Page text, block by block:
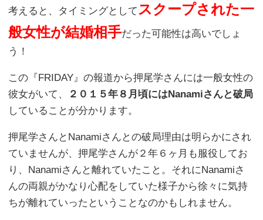
考えると、タイミングとしてスクープされた一
般女性が結婚相手だった可能性は高いでしょ
う！
この『FRIDAY』の報道から押尾学さんには一般女性の
彼女がいて、
２０１５年８月頃にはNanamiさんと破局
していることが分かります。
押尾学さんとNanamiさんとの破局理由は明らかにされ
ていませんが、押尾学さんが２年６ヶ月も服役してお
り、Nanamiさんと離れていたこと。それにNanamiさ
んの両親がかなり心配をしていた様子から徐々に気持
ちが離れていったということなのかもしれません。